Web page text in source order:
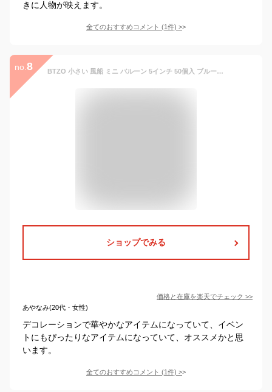
きに人物が映えます。
全てのおすすめコメント (1件) >
no. 8 BTZO 小さい 風船 ミニ バルーン 5インチ 50個入 ブルー ライトブルー ホワイト ミックス バルーンアート 誕生日 飾り付け イベント パーティー お祝い 記念日 結婚式 お祭り 文化祭
ショップでみる
価格と在庫を楽天でチェック >>
あやなみ(20代・女性)
デコレーションで華やかなアイテムになっていて、イベン
トにもぴったりなアイテムになっていて、オススメかと思
います。
全てのおすすめコメント (1件) >